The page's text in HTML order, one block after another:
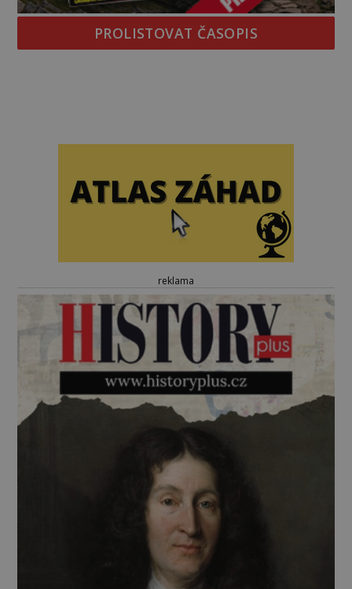
PROLISTOVAT ČASOPIS
reklama